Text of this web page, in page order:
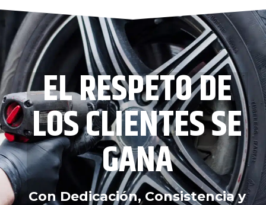
EL RESPETO DE
LOS CLIENTES SE
GANA
Con Dedicación, Consistencia y